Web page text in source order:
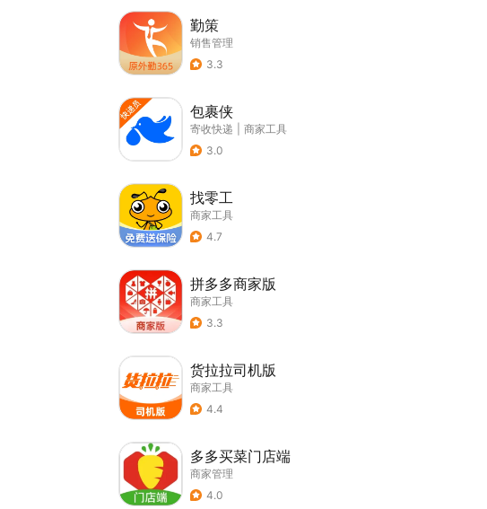
勤策
销售管理
3.3
包裹侠
寄收快递
商家工具
3.0
找零工
商家工具
4.7
拼多多商家版
商家工具
3.3
货拉拉司机版
商家工具
4.4
多多买菜门店端
商家管理
4.0